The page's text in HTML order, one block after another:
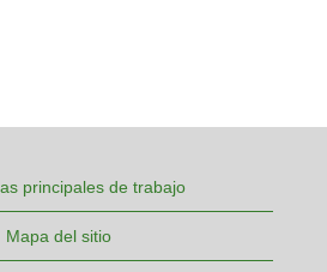
principales de trabajo
Mapa del sitio